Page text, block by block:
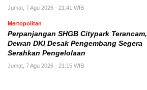
Jumat, 7 Agu 2026 - 21:41 WIB
Mertopolitan
Perpanjangan SHGB Citypark Terancam,
Dewan DKI Desak Pengembang Segera
Serahkan Pengelolaan
Jumat, 7 Agu 2026 - 21:15 WIB